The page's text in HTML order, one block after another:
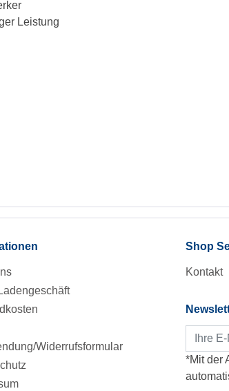
Leistung
Widerrufsformular
Shop
Kontakt
*Mit der